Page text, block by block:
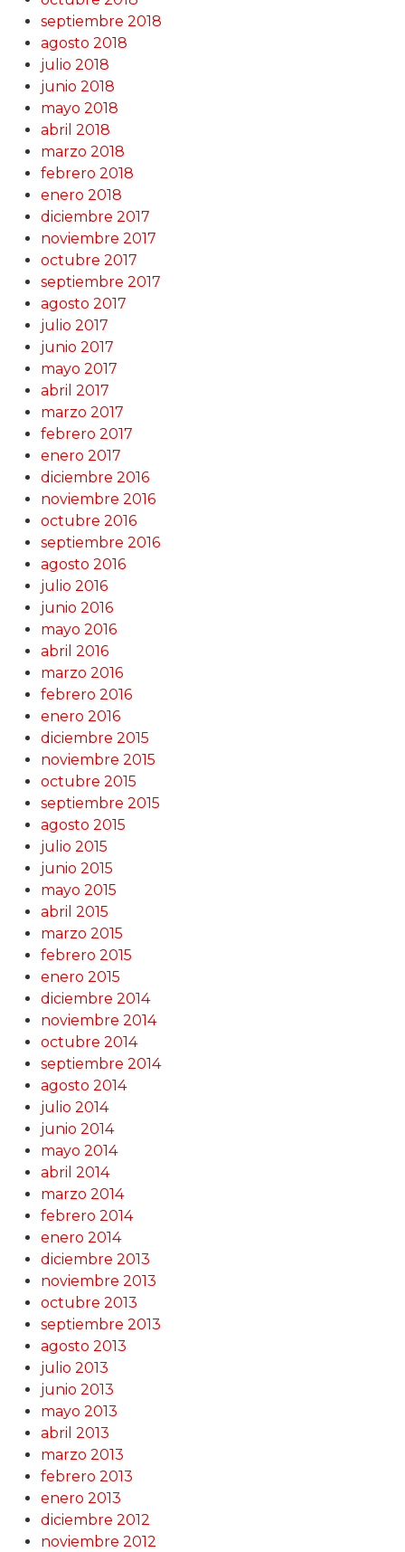
septiembre 2018
agosto 2018
julio 2018
junio 2018
mayo 2018
abril 2018
marzo 2018
febrero 2018
enero 2018
diciembre 2017
noviembre 2017
octubre 2017
septiembre 2017
agosto 2017
julio 2017
junio 2017
mayo 2017
abril 2017
marzo 2017
febrero 2017
enero 2017
diciembre 2016
noviembre 2016
octubre 2016
septiembre 2016
agosto 2016
julio 2016
junio 2016
mayo 2016
abril 2016
marzo 2016
febrero 2016
enero 2016
diciembre 2015
noviembre 2015
octubre 2015
septiembre 2015
agosto 2015
julio 2015
junio 2015
mayo 2015
abril 2015
marzo 2015
febrero 2015
enero 2015
diciembre 2014
noviembre 2014
octubre 2014
septiembre 2014
agosto 2014
julio 2014
junio 2014
mayo 2014
abril 2014
marzo 2014
febrero 2014
enero 2014
diciembre 2013
noviembre 2013
octubre 2013
septiembre 2013
agosto 2013
julio 2013
junio 2013
mayo 2013
abril 2013
marzo 2013
febrero 2013
enero 2013
diciembre 2012
noviembre 2012